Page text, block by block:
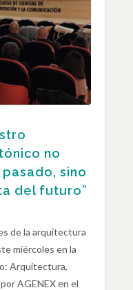
no
sino
del futuro”
de la arquitectura
miércoles en la
Arquitectura,
AGENEX en el